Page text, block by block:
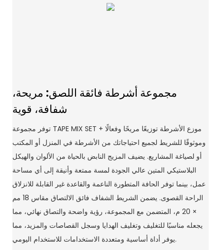
مجموعة أشرطة فائقة اللصق: مريحة،
شفافة، قوية
توفر مجموعة TAPE MIX SET + موزع الأشرطة توزيعًا مريحًا وفعالًا
وموثوقًا للشريط لجميع احتياجاتك من الأشرطة في المنزل أو المكتب
أو لصياغة المشاريع. يضيف المزيج النابض بالحياة من الألوان والهيكل
البلاستيكي المتين عالي الجودة لمسة ممتعة وأنيقة إلى أي مساحة
عمل، بينما توفر الحافة المتطورة الناعمة والقاعدة غير القابلة للانزلاق
الراحة القصوى. يضمن الشريط الشفاف فائق الالتصاق مقاس 18 مم
× 20 م، المتضمن مع المجموعة، رؤية واضحة والتصاق نهائي، مما
يجعله مناسبًا للتغليف وتغليف الهدايا وسجل القصاصات والمزيد، مما
يوفر أداة أساسية ومتعددة الاستخدامات للاستخدام اليومي.